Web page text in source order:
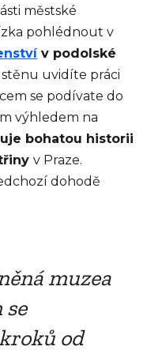
městské
pohlédnout v
v podolské
uvidíte práci
se podívate do
výhledem na
bohatou historii
v Praze.
dohodě
muzea
se
od